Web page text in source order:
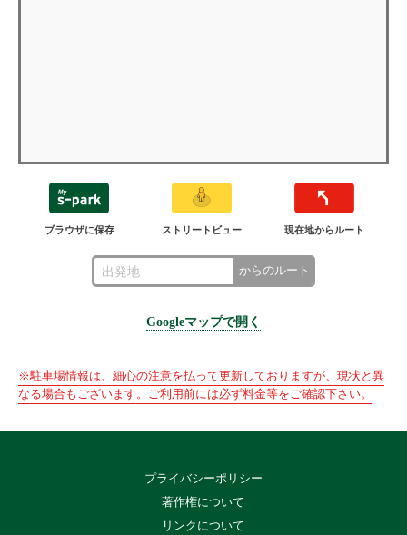
ブラウザに保存 ストリートビュー 現在地からルート
からのルート
Googleマップで開く
※駐車場情報は、細心の注意を払って更新しておりますが、現状と異
なる場合もございます。ご利用前には必ず料金等をご確認下さい。
プライバシーポリシー
著作権について
リンクについて